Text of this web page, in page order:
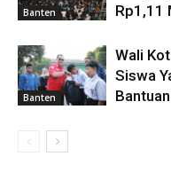
Banten
Rp1,11
Banten
Wali
Siswa